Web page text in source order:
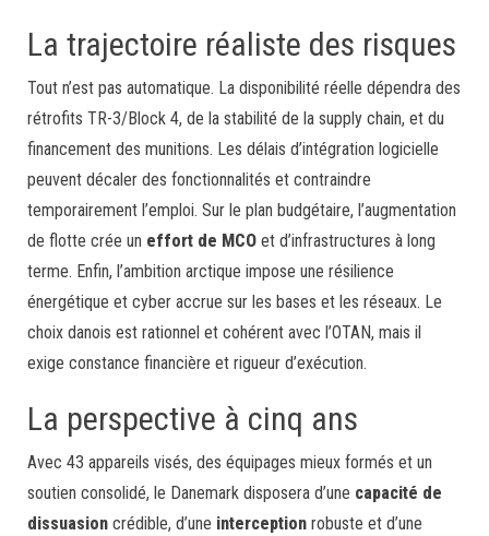
La trajectoire réaliste des risques
Tout n’est pas automatique. La disponibilité réelle dépendra des
rétrofits TR-3/Block 4, de la stabilité de la supply chain, et du
financement des munitions. Les délais d’intégration logicielle
peuvent décaler des fonctionnalités et contraindre
temporairement l’emploi. Sur le plan budgétaire, l’augmentation
de flotte crée un effort de MCO et d’infrastructures à long
terme. Enfin, l’ambition arctique impose une résilience
énergétique et cyber accrue sur les bases et les réseaux. Le
choix danois est rationnel et cohérent avec l’OTAN, mais il
exige constance financière et rigueur d’exécution.
La perspective à cinq ans
Avec 43 appareils visés, des équipages mieux formés et un
soutien consolidé, le Danemark disposera d’une capacité de
dissuasion crédible, d’une interception robuste et d’une